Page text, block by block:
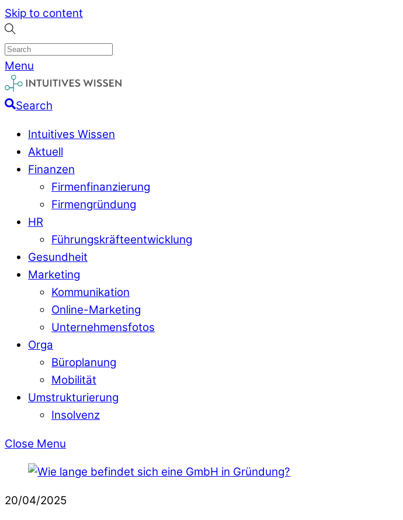
Skip to content
Menu
Search
Intuitives Wissen
Aktuell
Finanzen
Firmenfinanzierung
Firmengründung
HR
Führungskräfteentwicklung
Gesundheit
Marketing
Kommunikation
Online-Marketing
Unternehmensfotos
Orga
Büroplanung
Mobilität
Umstrukturierung
Insolvenz
Close Menu
20/04/2025